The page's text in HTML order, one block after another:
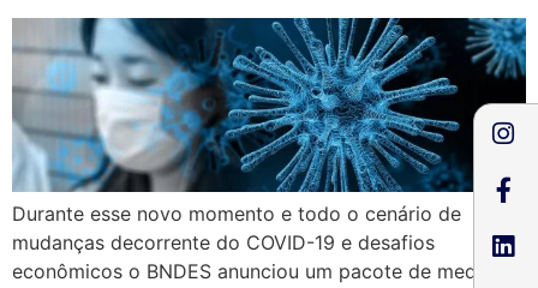
Durante esse novo momento e todo o cenário de
mudanças decorrente do COVID-19 e desafios
econômicos o BNDES anunciou um pacote de medidas